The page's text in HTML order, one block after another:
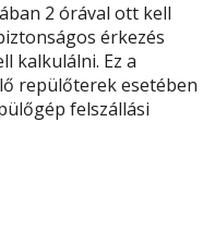
2 órával ott kell
érkezés
kalkulálni. Ez a
repülőterek esetében
felszállási